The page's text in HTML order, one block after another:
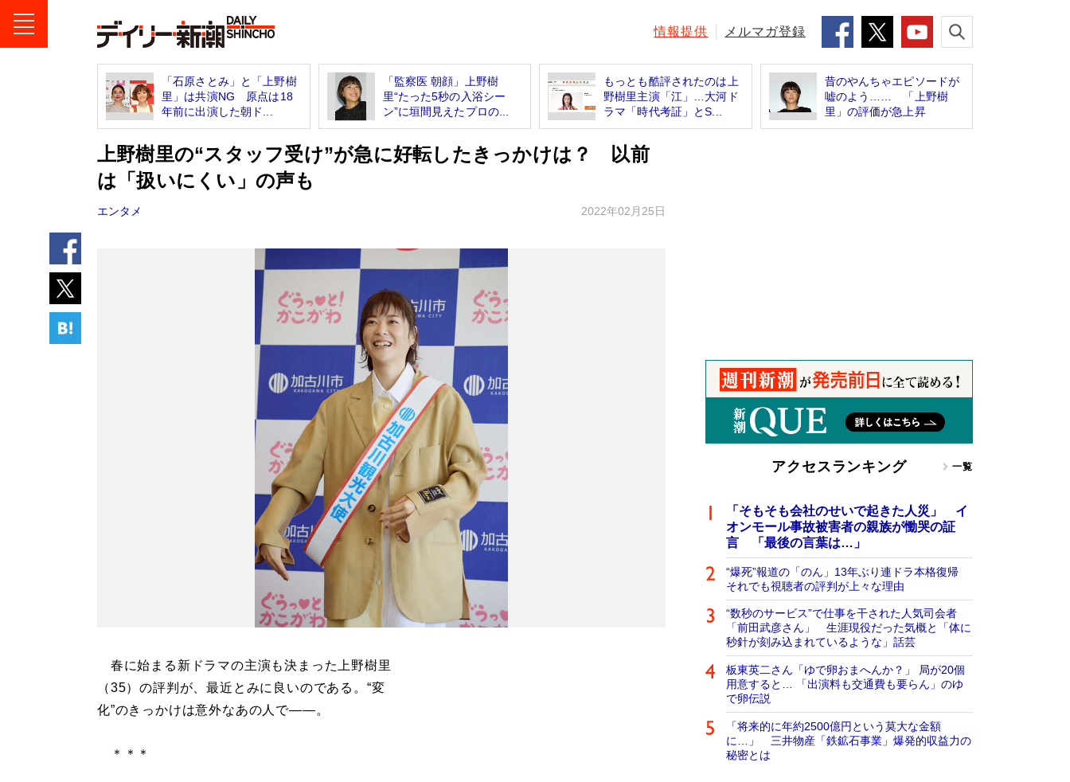
情報提供 メルマガ登録
「石原さとみ」と「上野樹
里」は共演NG 原点は18
年前に出演した朝ド...
「監察医 朝顔」上野樹
里“たった5秒の入浴シー
ン”に垣間見えたプロの...
もっとも酷評されたのは上
野樹里主演「江」…大河ド
ラマ「時代考証」とS...
昔のやんちゃエピソードが
嘘のよう…… 「上野樹
里」の評価が急上昇
上野樹里の“スタッフ受け”が急に好転したきっかけは？ 以前
は「扱いにくい」の声も
エンタメ 2022年02月25日
春に始まる新ドラマの主演も決まった上野樹里
（35）の評判が、最近とみに良いのである。“変
化”のきっかけは意外なあの人で――。
＊＊＊
アクセスランキング 一覧
「そもそも会社のせいで起きた人災」 イ
オンモール事故被害者の親族が慟哭の証
言 「最後の言葉は…」
“爆死”報道の「のん」13年ぶり連ドラ本格復帰
それでも視聴者の評判が上々な理由
“数秒のサービス”で仕事を干された人気司会者
「前田武彦さん」 生涯現役だった気概と「体に
秒針が刻み込まれているような」話芸
板東英二さん「ゆで卵おまへんか？」 局が20個
用意すると… 「出演料も交通費も要らん」のゆ
で卵伝説
「将来的に年約2500億円という莫大な金額
に…」 三井物産「鉄鉱石事業」爆発的収益力の
秘密とは